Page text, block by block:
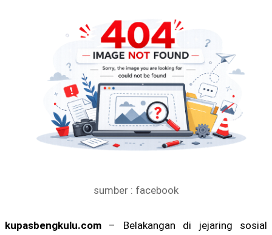
sumber : facebook
kupasbengkulu.com – Belakangan di jejaring sosial